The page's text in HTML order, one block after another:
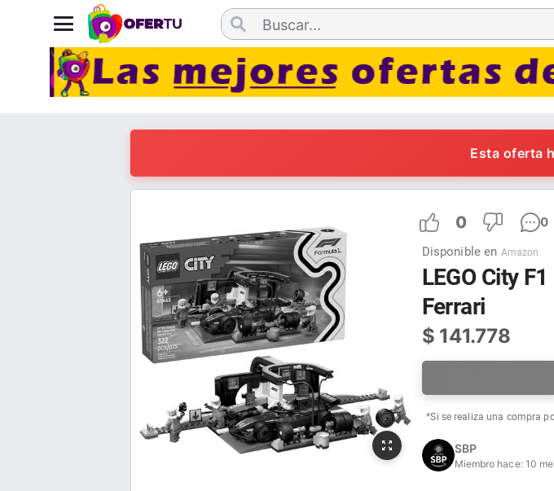
Esta oferta
0 0
Disponible en Amazon
LEGO City
Ferrari
$ 141.778
*Si se realiza una compra
SBP
Miembro hace: 10